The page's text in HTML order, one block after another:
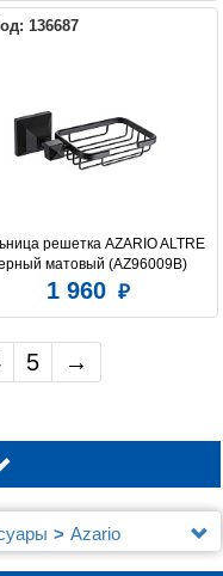
136687
решетка AZARIO ALTRE
матовый (AZ96009B)
1 960
5 →
Azario